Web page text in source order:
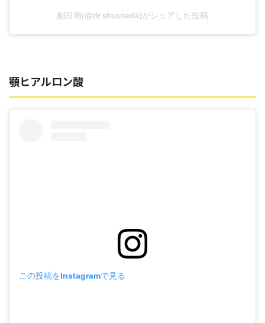
副田周(@dr.shusoeda)がシェアした投稿
顎ヒアルロン酸
この投稿をInstagramで見る